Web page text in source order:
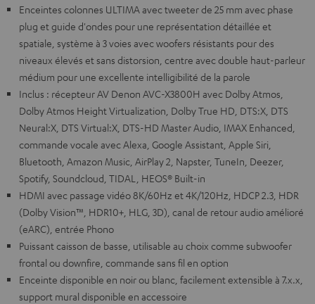
Enceintes colonnes ULTIMA avec tweeter de 25 mm avec phase
plug et guide d'ondes pour une représentation détaillée et
spatiale, système à 3 voies avec woofers résistants pour des
niveaux élevés et sans distorsion, centre avec double haut-parleur
médium pour une excellente intelligibilité de la parole
Inclus : récepteur AV Denon AVC-X3800H avec Dolby Atmos,
Dolby Atmos Height Virtualization, Dolby True HD, DTS:X, DTS
Neural:X, DTS Virtual:X, DTS-HD Master Audio, IMAX Enhanced,
commande vocale avec Alexa, Google Assistant, Apple Siri,
Bluetooth, Amazon Music, AirPlay 2, Napster, TuneIn, Deezer,
Spotify, Soundcloud, TIDAL, HEOS® Built-in
HDMI avec passage vidéo 8K/60Hz et 4K/120Hz, HDCP 2.3, HDR
(Dolby Vision™, HDR10+, HLG, 3D), canal de retour audio amélioré
(eARC), entrée Phono
Puissant caisson de basse, utilisable au choix comme subwoofer
frontal ou downfire, commande sans fil en option
Enceinte disponible en noir ou blanc, facilement extensible à 7.x.x,
support mural disponible en accessoire